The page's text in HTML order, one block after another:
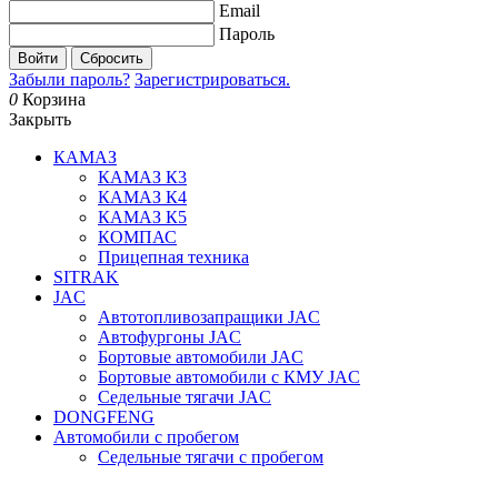
Email
Пароль
Войти Сбросить
Забыли пароль? Зарегистрироваться.
0 Корзина
Закрыть
КАМАЗ
КАМАЗ К3
КАМАЗ К4
КАМАЗ К5
КОМПАС
Прицепная техника
SITRAK
JAC
Автотопливозапращики JAC
Автофургоны JAC
Бортовые автомобили JAC
Бортовые автомобили с КМУ JAC
Седельные тягачи JAC
DONGFENG
Автомобили с пробегом
Седельные тягачи с пробегом